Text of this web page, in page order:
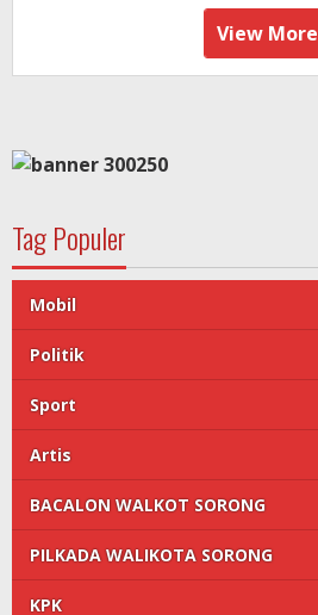
View More
Tag Populer
Mobil
Politik
Sport
Artis
BACALON WALKOT SORONG
PILKADA WALIKOTA SORONG
KPK